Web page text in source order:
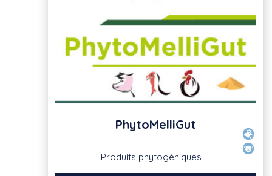
PhytoMelliGut
Produits phytogéniques